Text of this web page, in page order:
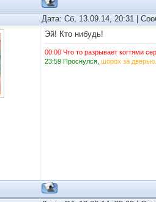
Дата: Сб, 13.09.14, 20:31 |
Эй! Кто нибудь!
00:00 Что то разрывает когтями
23:59 Проснулся, шорох за дверью...